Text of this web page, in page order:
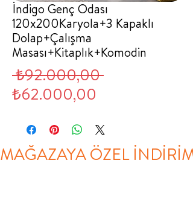
İndigo Genç Odası
120x200Karyola+3 Kapaklı
Dolap+Çalışma
Masası+Kitaplık+Komodin
₺92.000,00 Normal
₺62.000,00
MAĞAZAYA ÖZEL İNDİRİM